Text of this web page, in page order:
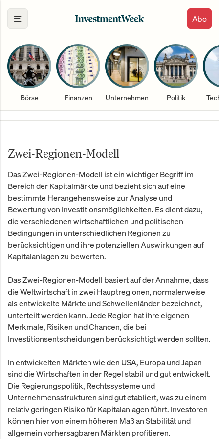
Abo
Börse Finanzen Unternehmen Politik
Zwei-Regionen-Modell
Das Zwei-Regionen-Modell ist ein wichtiger Begriff im
Bereich der Kapitalmärkte und bezieht sich auf eine
bestimmte Herangehensweise zur Analyse und
Bewertung von Investitionsmöglichkeiten. Es dient dazu,
die verschiedenen wirtschaftlichen und politischen
Bedingungen in unterschiedlichen Regionen zu
berücksichtigen und ihre potenziellen Auswirkungen auf
Kapitalanlagen zu bewerten.
Das Zwei-Regionen-Modell basiert auf der Annahme, dass
die Weltwirtschaft in zwei Hauptregionen, normalerweise
als entwickelte Märkte und Schwellenländer bezeichnet,
unterteilt werden kann. Jede Region hat ihre eigenen
Merkmale, Risiken und Chancen, die bei
Investitionsentscheidungen berücksichtigt werden sollten.
In entwickelten Märkten wie den USA, Europa und Japan
sind die Wirtschaften in der Regel stabil und gut entwickelt.
Die Regierungspolitik, Rechtssysteme und
Unternehmensstrukturen sind gut etabliert, was zu einem
relativ geringen Risiko für Kapitalanlagen führt. Investoren
können hier von einem höheren Maß an Stabilität und
allgemein vorhersagbaren Märkten profitieren.